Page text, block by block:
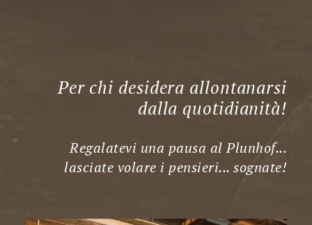
Per chi desidera allontanarsi
dalla quotidianità!
Regalatevi una pausa al Plunhof...
lasciate volare i pensieri... sognate!